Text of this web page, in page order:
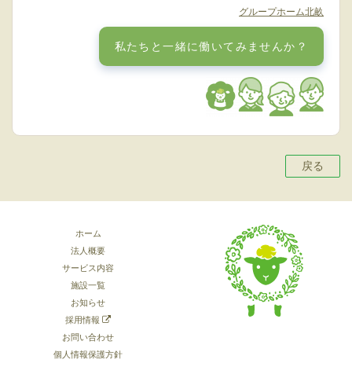
グループホーム北畝
私たちと一緒に働いてみませんか？
戻る
ホーム
法人概要
サービス内容
施設一覧
お知らせ
採用情報
お問い合わせ
個人情報保護方針